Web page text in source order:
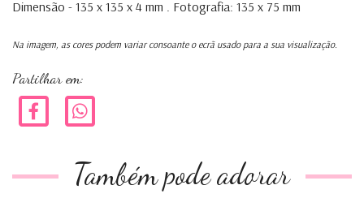
Dimensão - 135 x 135 x 4 mm . Fotografia: 135 x 75 mm
Na imagem, as cores podem variar consoante o ecrã usado para a sua visualização.
Partilhar em:
Também pode adorar